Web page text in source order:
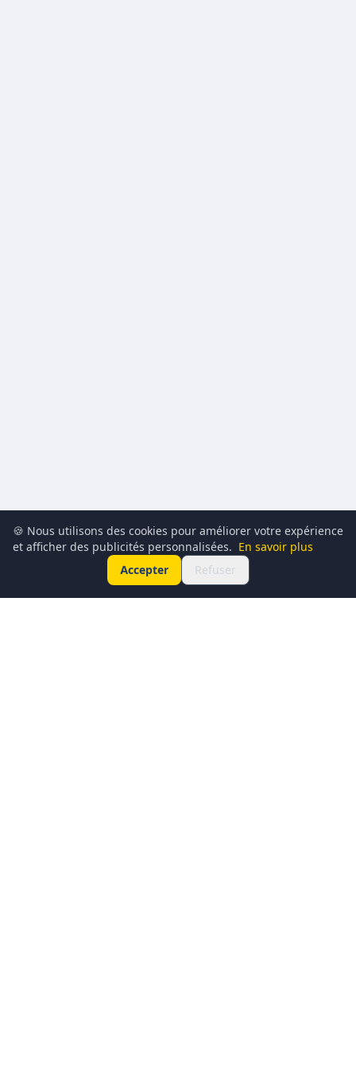
🍪 Nous utilisons des cookies pour améliorer votre expérience
et afficher des publicités personnalisées. En savoir plus
Accepter
Refuser